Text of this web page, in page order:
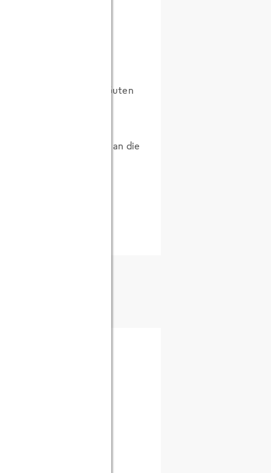
zu lassen und dann: Guten
dafür geht an die
von der TURISMO